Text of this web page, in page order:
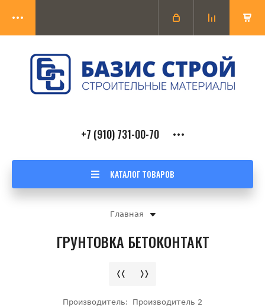
+7 (910) 731-00-70
КАТАЛОГ ТОВАРОВ
Главная
ГРУНТОВКА БЕТОКОНТАКТ
Производитель: Производитель 2